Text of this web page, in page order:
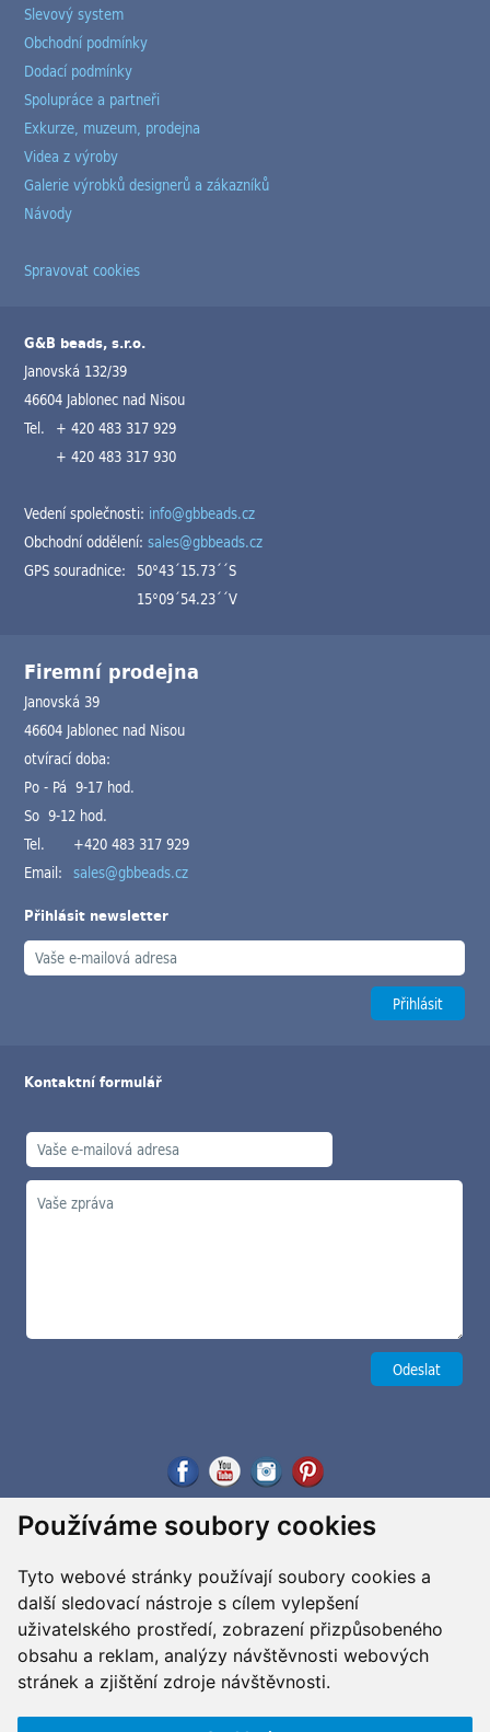
Používáme soubory cookies
Tyto webové stránky používají soubory cookies a
další sledovací nástroje s cílem vylepšení
uživatelského prostředí, zobrazení přizpůsobeného
obsahu a reklam, analýzy návštěvnosti webových
stránek a zjištění zdroje návštěvnosti.
Slevový system
Obchodní podmínky
Dodací podmínky
Spolupráce a partneři
Exkurze, muzeum, prodejna
Videa z výroby
Galerie výrobků designerů a zákazníků
Návody
Spravovat cookies
G&B beads, s.r.o.
Janovská 132/39
46604 Jablonec nad Nisou
Tel. + 420 483 317 929
+ 420 483 317 930
Vedení společnosti: info@gbbeads.cz
Obchodní oddělení:sales@gbbeads.cz
GPS souradnice: 50°43´15.73´´S
15°09´54.23´´V
Firemní prodejna
Janovská 39
46604 Jablonec nad Nisou
otvírací doba:
Po - Pá 9-17 hod.
So 9-12 hod.
Tel.
+420 483 317 929
Email: sales@gbbeads.cz
Přihlásit newsletter
Kontaktní formulář